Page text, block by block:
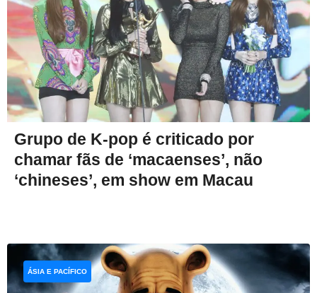
Grupo de K-pop é criticado por
chamar fãs de ‘macaenses’, não
‘chineses’, em show em Macau
ÁSIA E PACÍFICO